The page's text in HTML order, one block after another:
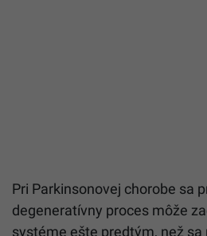
Pri Parkinsonovej chorobe sa
degeneratívny proces môže
systéme ešte predtým, než sa